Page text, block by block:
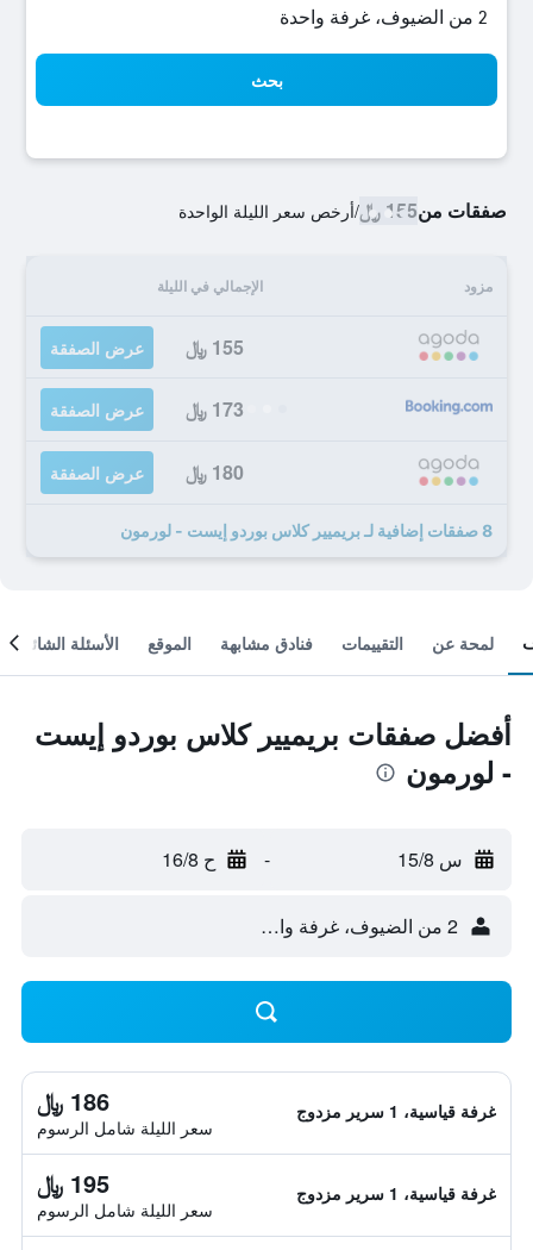
2 من الضيوف، غرفة واحدة
بحث
صفقات من155 ﷼ /أرخص سعر الليلة الواحدة
مزود الإجمالي في الليلة
155 ﷼ عرض الصفقة
173 ﷼ عرض الصفقة
180 ﷼ عرض الصفقة
8 صفقات إضافية لـ بريميير كلاس بوردو إيست - لورمون
لمحة عن التقييمات فنادق مشابهة الموقع الأسئلة الشائعة
أفضل صفقات بريميير كلاس بوردو إيست
- لورمون
س 15/8 - ح 16/8
2 من الضيوف، غرفة واحدة
غرفة قياسية، 1 سرير مزدوج 186 ﷼
سعر الليلة شامل الرسوم
غرفة قياسية، 1 سرير مزدوج 195 ﷼
سعر الليلة شامل الرسوم